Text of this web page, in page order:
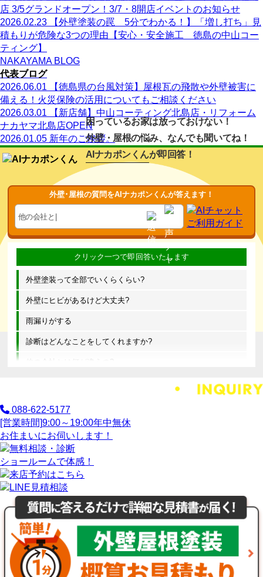
店 3/5グランドオープン！3/7・8開店イベントのお知らせ
2026.02.23
【外壁塗装の罠 5分でわかる！】「増し打ち」見
積もりが危険な3つの理由【安心・安全施工 徳島の中山コー
ティング】
NAKAYAMA BLOG
代表ブログ
2026.06.01
【徳島県の台風対策】屋根瓦の飛散や外壁被害に
備える！火災保険の活用についてもご相談ください
2026.03.01
【新店舗】中山コーティング北島店・リフォーム
ナカヤマ北島店OPEN
2026.01.05 新年のご挨拶。
困っているお家は放っておけない！
外壁・屋根の悩み、なんでも聞いてね！
AIナカポンくんが即回答！
外壁･屋根の質問をAIナカポンくんが答えます！
外壁塗装って全部でいくらくらい?
外壁にヒビがあるけど大丈夫?
雨漏りがする
診断はどんなことをしてくれますか?
他の会社とは何が違うの?
088-622-5177
[営業時間]9:00～19:00年中無休
お住まいにお伺いします！
ショールームで体感！